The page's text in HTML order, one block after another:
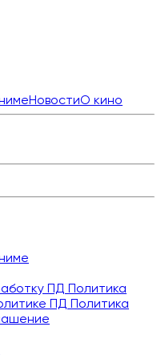
НовостиО кино
ПД Политика
ПД Политика